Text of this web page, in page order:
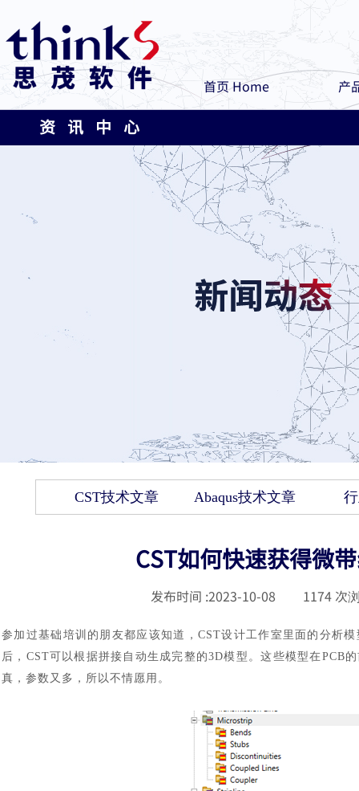
首页 Home 产
资 讯 中 心
CST技术文章 Abaqus技术文章
CST如何快速获得微
发布时间 :2023-10-08 1174 次
参加过基础培训的朋友都应该知道， CST设计工作室里面的分析
后，CST可以根据拼接自动生成完整的3D模型。这些模型在PCB
真，参数又多，所以不情愿用。